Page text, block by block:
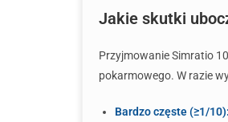
Jakie skutki
Przyjmowanie Simratio
pokarmowego. W razie
Bardzo częste (≥1/10):